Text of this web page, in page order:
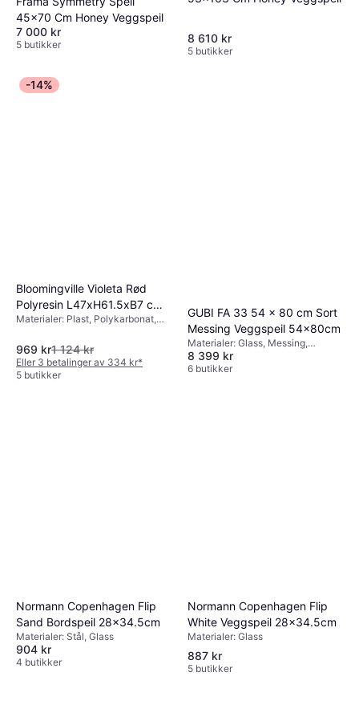
45x70 Cm Honey Veggspeil
7 000 kr
5 butikker 8 610 kr
5 butikker
-14%
Bloomingville Violeta Rød
Polyresin L47xH61.5xB7 cm
Veggspeil
Materialer: Plast, Polykarbonat,
969 kr1 124 kr
Eller 3 betalinger av 334 kr*
5 butikker
GUBI FA 33 54 x 80 cm Sort
Messing Veggspeil 54x80cm
Materialer: Glass, Messing,
Egenskaper: Hengende
8 399 kr
6 butikker
Normann Copenhagen Flip
Sand Bordspeil 28x34.5cm
Materialer: Stål, Glass
904 kr
4 butikker
Normann Copenhagen Flip
White Veggspeil 28x34.5cm
Materialer: Glass
887 kr
5 butikker